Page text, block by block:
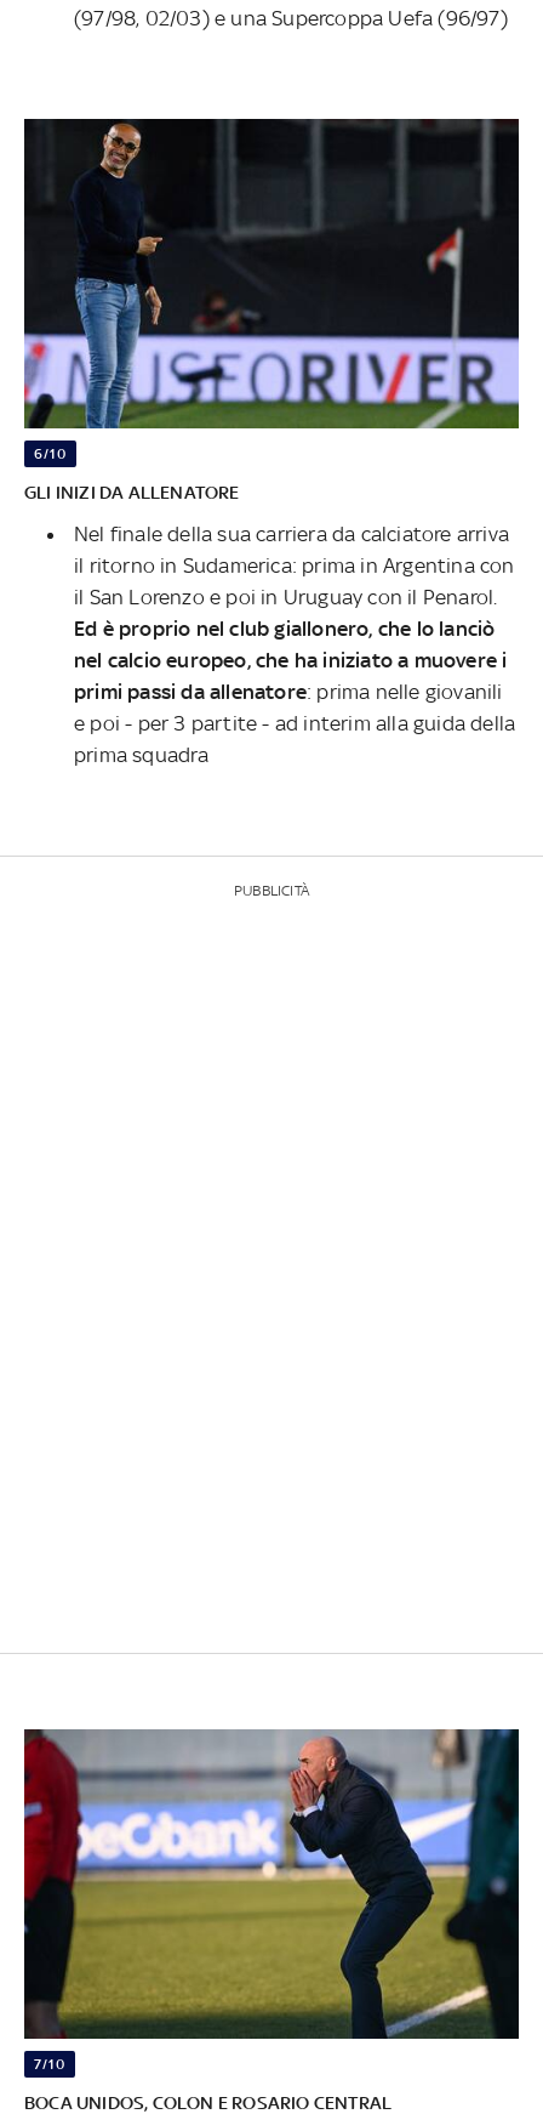
(97/98, 02/03) e una Supercoppa Uefa (96/97)
6/10
GLI INIZI DA ALLENATORE
Nel finale della sua carriera da calciatore arriva
il ritorno in Sudamerica: prima in Argentina con
il San Lorenzo e poi in Uruguay con il Penarol.
Ed è proprio nel club giallonero, che lo lanciò
nel calcio europeo, che ha iniziato a muovere i
primi passi da allenatore: prima nelle giovanili
e poi - per 3 partite - ad interim alla guida della
prima squadra
PUBBLICITÀ
7/10
BOCA UNIDOS, COLON E ROSARIO CENTRAL